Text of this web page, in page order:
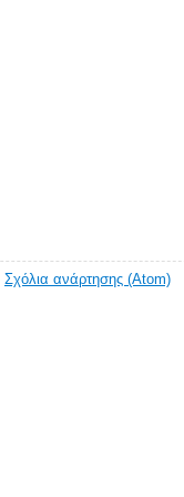
Σχόλια ανάρτησης (Atom)